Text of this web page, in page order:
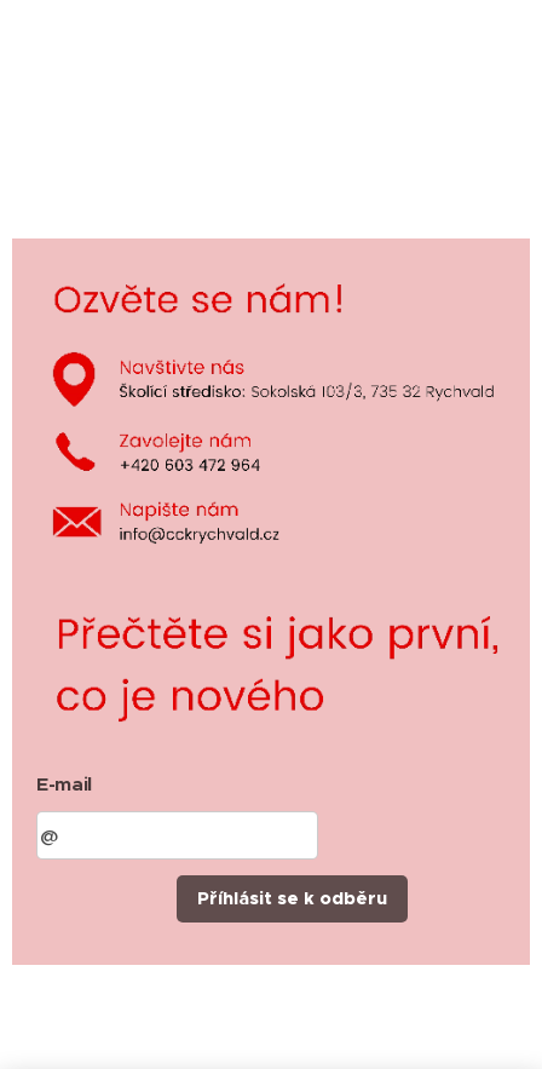
E-mail
Příhlásit se k odběru